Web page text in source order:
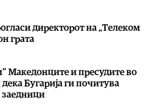
директорот на „Телеком
грата
Македонците и пресудите во
Бугарија ги почитува
заедници